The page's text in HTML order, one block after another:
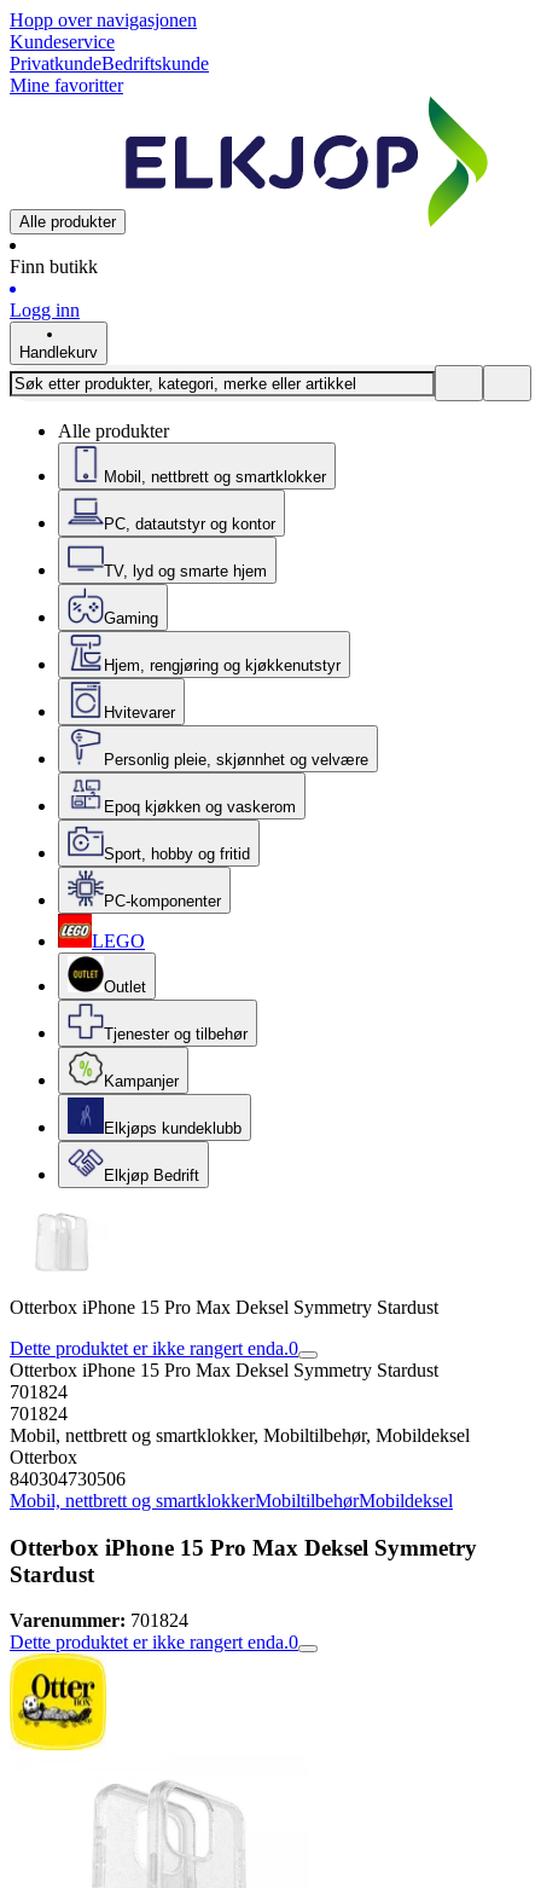
Hopp over navigasjonen
Kundeservice
PrivatkundeBedriftskunde
Mine favoritter
Alle produkter
Finn butikk
Logg inn
Handlekurv
Alle produkter
Mobil, nettbrett og smartklokker
PC, datautstyr og kontor
TV, lyd og smarte hjem
Gaming
Hjem, rengjøring og kjøkkenutstyr
Hvitevarer
Personlig pleie, skjønnhet og velvære
Epoq kjøkken og vaskerom
Sport, hobby og fritid
PC-komponenter
LEGO
Outlet
Tjenester og tilbehør
Kampanjer
Elkjøps kundeklubb
Elkjøp Bedrift
Otterbox iPhone 15 Pro Max Deksel Symmetry Stardust
Dette produktet er ikke rangert enda.0
Otterbox iPhone 15 Pro Max Deksel Symmetry Stardust
701824
701824
Mobil, nettbrett og smartklokker, Mobiltilbehør, Mobildeksel
Otterbox
840304730506
Mobil, nettbrett og smartklokkerMobiltilbehørMobildeksel
Otterbox iPhone 15 Pro Max Deksel Symmetry
Stardust
Varenummer: 701824
Dette produktet er ikke rangert enda.0